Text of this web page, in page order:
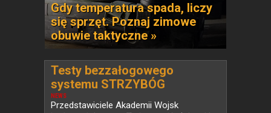
Gdy temperatura spada, liczy
się sprzęt. Poznaj zimowe
obuwie taktyczne »
NEWS
Testy bezzałogowego
systemu STRZYBÓG
Przedstawiciele Akademii Wojsk